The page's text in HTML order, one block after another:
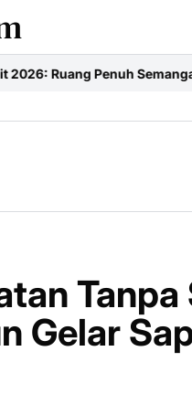
di Surabaya,
Gelar